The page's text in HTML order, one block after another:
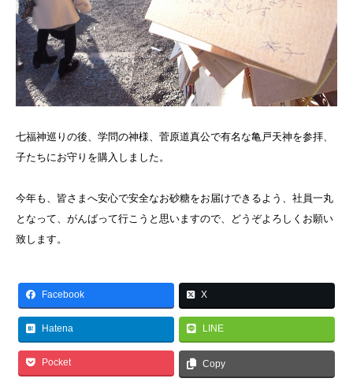
七福神巡りの後、学問の神様、菅原道真公で有名な亀戸天神を参拝、
子たちにお守りを購入しました。
今年も、皆さまへ安心で安全なお砂糖をお届けできるよう、社員一丸
となって、がんばって行こうと思いますので、どうぞよろしくお願い
致します。
Facebook X
Hatena LINE
Pocket Copy